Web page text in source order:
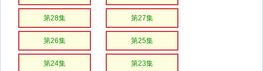
第28集 第27集
第26集 第25集
第24集 第23集